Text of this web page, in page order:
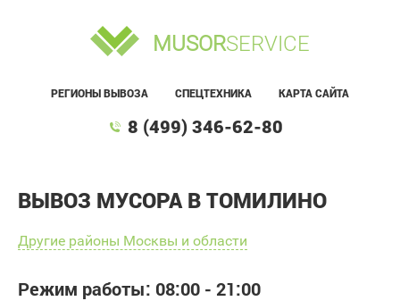
MUSORSERVICE
РЕГИОНЫ ВЫВОЗА СПЕЦТЕХНИКА КАРТА САЙТА
8 (499) 346-62-80
ВЫВОЗ МУСОРА В ТОМИЛИНО
Другие районы Москвы и области
Режим работы: 08:00 - 21:00